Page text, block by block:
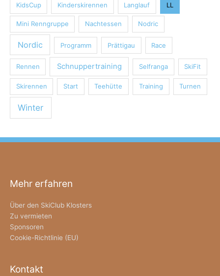
KidsCup Kinderskirennen Langlauf LL
Mini Renngruppe Nachtessen Nodric
Nordic Programm Prättigau Race
Rennen Schnuppertraining Selfranga SkiFit
Skirennen Start Teehütte Training Turnen
Winter
Mehr erfahren
Über den SkiClub Klosters
Zu vermieten
Sponsoren
Cookie-Richtlinie (EU)
Kontakt